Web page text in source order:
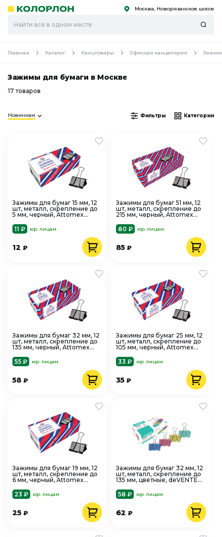
Скоро
Скоро Москва, Новорязанское шоссе
Главная Каталог Канцтовары Офисная канцелярия
Зажимы для бумаги в Москве
17 товаров
Новинкам Фильтры Категории
Зажимы для бумаг 15 мм, 12
шт, металл, скрепление до
5 мм, черный, Attomex
11 ₽
юр. лицам
12 ₽
Зажимы для бумаг 51 мм, 12
шт, металл, скрепление до
215 мм, черный, Attomex
80 ₽
юр. лицам
85₽
Зажимы для бумаг 32 мм, 12
шт, металл, скрепление до
135 мм, черный, Attomex
55 ₽
юр. лицам
58 ₽
Зажимы для бумаг 25 мм, 12
шт, металл, скрепление до
105 мм, черный, Attomex
33 ₽
юр. лицам
35₽
Зажимы для бумаг 19 мм, 12
шт, металл, скрепление до
6 мм, черный, Attomex
23 ₽
юр. лицам
25 ₽
Зажимы для бумаг 32 мм, 12
шт, металл, скрепление до
135 мм, цветные, deVENTE
58 ₽
юр. лицам
62₽